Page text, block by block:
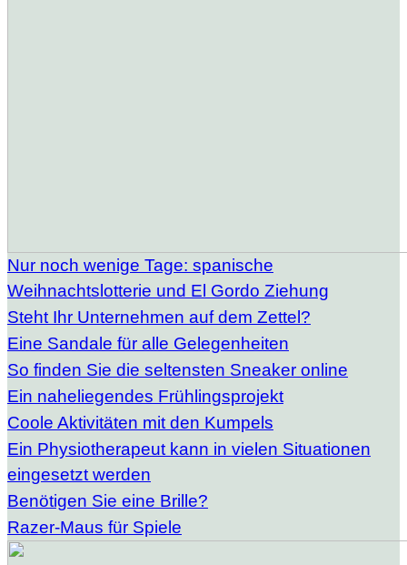
Nur noch wenige Tage: spanische
Weihnachtslotterie und El Gordo Ziehung
Steht Ihr Unternehmen auf dem Zettel?
Eine Sandale für alle Gelegenheiten
So finden Sie die seltensten Sneaker online
Ein naheliegendes Frühlingsprojekt
Coole Aktivitäten mit den Kumpels
Ein Physiotherapeut kann in vielen Situationen
eingesetzt werden
Benötigen Sie eine Brille?
Razer-Maus für Spiele